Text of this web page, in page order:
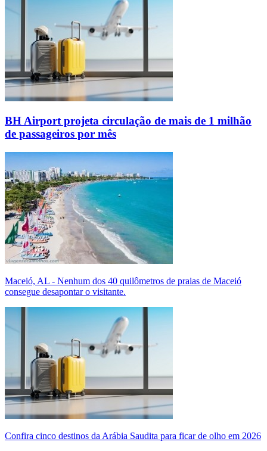
BH Airport projeta circulação de mais de 1 milhão
de passageiros por mês
Maceió, AL - Nenhum dos 40 quilômetros de praias de Maceió
consegue desapontar o visitante.
Confira cinco destinos da Arábia Saudita para ficar de olho em 2026